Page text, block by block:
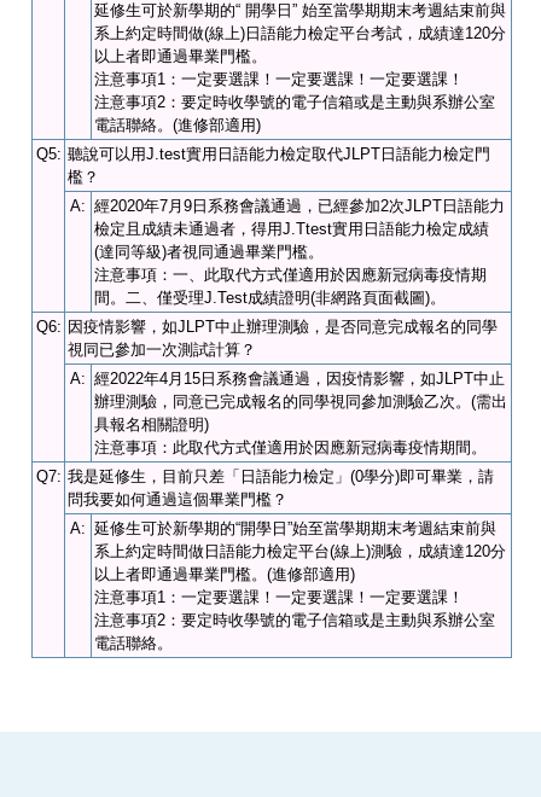
延修生可於新學期的“ 開學日” 始至當學期期末考週結束前與
系上約定時間做(線上) 日語能力檢定平台考試 ，成績達120分
以上者即通過畢業門檻。
注意事項1：一定要選課！一定要選課！一定要選課！
注意事項2：要定時收學號的電子信箱或是主動與系辦公室
電話聯絡。(進修部適用)
Q5: 聽說可以用J.test實用日語能力檢定取代JLPT日語能力檢定門
檻？
A: 經2020年7月9日系務會議通過，已經參加2次JLPT日語能力
檢定且成績未通過者，得用J.Ttest實用日語能力檢定成績
(達同等級)者視同通過畢業門檻。
注意事項：一、此取代方式僅適用於因應新冠病毒疫情期
間。二、僅受理J.Test成績證明(非網路頁面截圖)。
Q6: 因疫情影響，如JLPT中止辦理測驗，是否同意完成報名的同學
視同已參加一次測試計算？
A: 經2022年4月15日系務會議通過，因疫情影響，如JLPT中止
辦理測驗，同意已完成報名的同學視同參加測驗乙次。(需出
具報名相關證明)
注意事項：此取代方式僅適用於因應新冠病毒疫情期間。
Q7: 我是延修生，目前只差「日語能力檢定」(0學分)即可畢業，請
問我要如何通過這個畢業門檻？
A: 延修生可於新學期的“開學日”始至當學期期末考週結束前與
系上約定時間做日語能力檢定平台(線上)測驗，成績達120分
以上者即通過畢業門檻。(進修部適用)
注意事項1：一定要選課！一定要選課！一定要選課！
注意事項2：要定時收學號的電子信箱或是主動與系辦公室
電話聯絡。